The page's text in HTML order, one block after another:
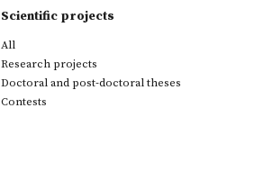
Scientific projects
All
Research projects
Doctoral and post-doctoral theses
Contests